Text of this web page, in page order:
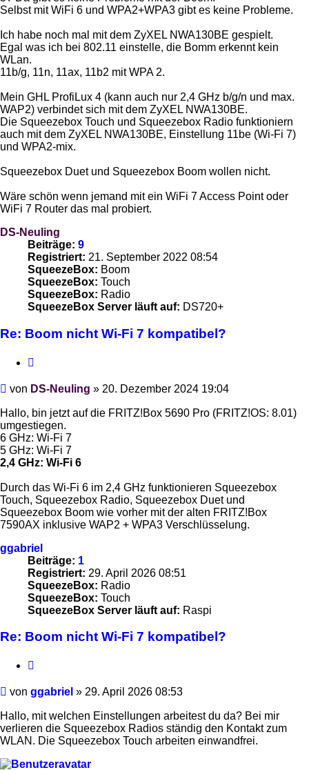
Selbst mit WiFi 6 und WPA2+WPA3 gibt es keine Probleme.
Ich habe noch mal mit dem ZyXEL NWA130BE gespielt.
Egal was ich bei 802.11 einstelle, die Bomm erkennt kein
WLan.
11b/g, 11n, 11ax, 11b2 mit WPA 2.
Mein GHL ProfiLux 4 (kann auch nur 2,4 GHz b/g/n und max.
WAP2) verbindet sich mit dem ZyXEL NWA130BE.
Die Squeezebox Touch und Squeezebox Radio funktioniern
auch mit dem ZyXEL NWA130BE, Einstellung 11be (Wi-Fi 7)
und WPA2-mix.
Squeezebox Duet und Squeezebox Boom wollen nicht.
Wäre schön wenn jemand mit ein WiFi 7 Access Point oder
WiFi 7 Router das mal probiert.
DS-Neuling
Beiträge: 9
Registriert: 21. September 2022 08:54
SqueezeBox: Boom
SqueezeBox: Touch
SqueezeBox: Radio
SqueezeBox Server läuft auf: DS720+
Re: Boom nicht Wi-Fi 7 kompatibel?
Beitrag
von DS-Neuling » 20. Dezember 2024 19:04
Hallo, bin jetzt auf die FRITZ!Box 5690 Pro (FRITZ!OS: 8.01)
umgestiegen.
6 GHz: Wi-Fi 7
5 GHz: Wi-Fi 7
2,4 GHz: Wi-Fi 6
Durch das Wi-Fi 6 im 2,4 GHz funktionieren Squeezebox
Touch, Squeezebox Radio, Squeezebox Duet und
Squeezebox Boom wie vorher mit der alten FRITZ!Box
7590AX inklusive WAP2 + WPA3 Verschlüsselung.
ggabriel
Beiträge: 1
Registriert: 29. April 2026 08:51
SqueezeBox: Radio
SqueezeBox: Touch
SqueezeBox Server läuft auf: Raspi
Re: Boom nicht Wi-Fi 7 kompatibel?
Beitrag
von ggabriel » 29. April 2026 08:53
Hallo, mit welchen Einstellungen arbeitest du da? Bei mir
verlieren die Squeezebox Radios ständig den Kontakt zum
WLAN. Die Squeezebox Touch arbeiten einwandfrei.